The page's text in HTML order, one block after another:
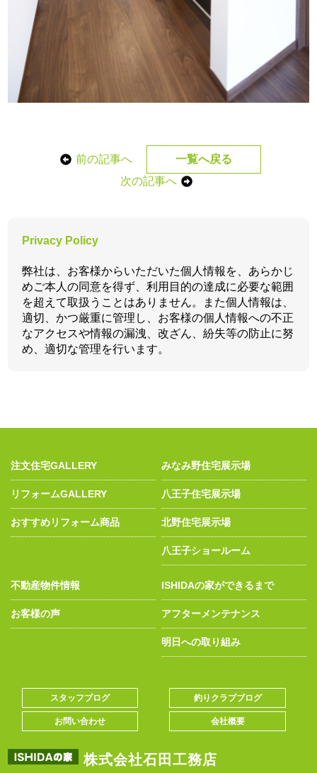
前の記事へ
一覧へ戻る
次の記事へ
Privacy Policy
弊社は、お客様からいただいた個人情報を、あらかじ
めご本人の同意を得ず、利用目的の達成に必要な範囲
を超えて取扱うことはありません。また個人情報は、
適切、かつ厳重に管理し、お客様の個人情報への不正
なアクセスや情報の漏洩、改ざん、紛失等の防止に努
め、適切な管理を行います。
注文住宅GALLERY
リフォームGALLERY
おすすめリフォーム商品
みなみ野住宅展示場
八王子住宅展示場
北野住宅展示場
八王子ショールーム
不動産物件情報
お客様の声
ISHIDAの家ができるまで
アフターメンテナンス
明日への取り組み
株式会社石田工務店
スタッフブログ 釣りクラブブログ
お問い合わせ 会社概要